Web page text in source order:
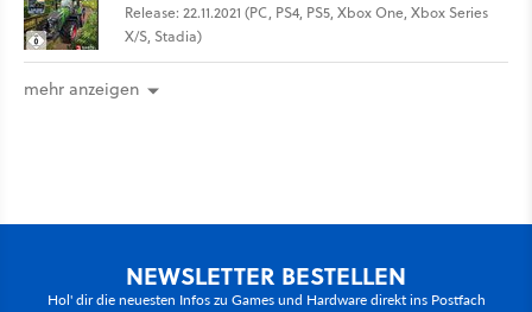
Release: 22.11.2021 (PC, PS4, PS5, Xbox One, Xbox Series
X/S, Stadia)
mehr anzeigen
NEWSLETTER BESTELLEN
Hol' dir die neuesten Infos zu Games und Hardware direkt ins Postfach